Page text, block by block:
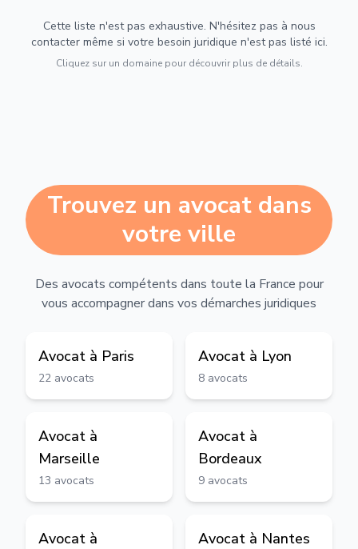
Cette liste n'est pas exhaustive. N'hésitez pas à nous
contacter même si votre besoin juridique n'est pas listé ici.
Cliquez sur un domaine pour découvrir plus de détails.
Trouvez un avocat dans
votre ville
Des avocats compétents dans toute la France pour
vous accompagner dans vos démarches juridiques
Avocat à Paris
22 avocats
Avocat à Lyon
8 avocats
Avocat à
Marseille
13 avocats
Avocat à
Bordeaux
9 avocats
Avocat à
Avocat à Nantes